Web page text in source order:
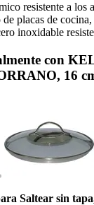
resistente a los
placas de
inoxidable
con
16
Saltear sin